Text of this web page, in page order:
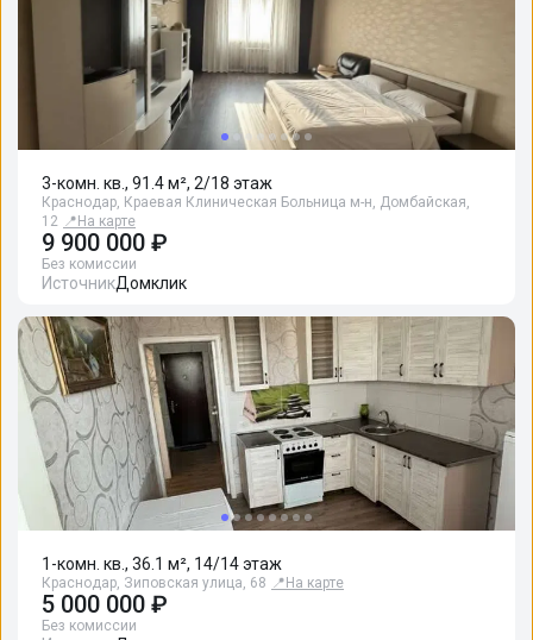
3-комн. кв., 91.4 м², 2/18 этаж
Краснодар, Краевая Клиническая Больница м-н, Домбайская,
12 📍 На карте
9 900 000 ₽
Без комиссии
ИсточникДомклик
1-комн. кв., 36.1 м², 14/14 этаж
Краснодар, Зиповская улица, 68 📍 На карте
5 000 000 ₽
Без комиссии